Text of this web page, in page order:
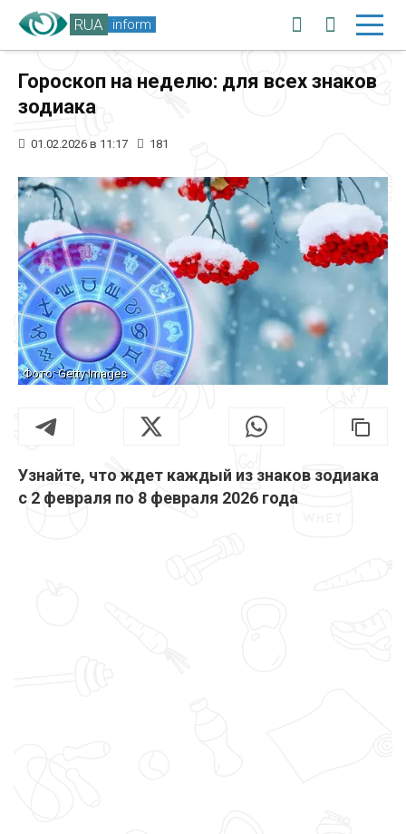
RUA inform
Гороскоп на неделю: для всех знаков
зодиака
01.02.2026 в 11:17 181
Фото: Getty Images
Узнайте, что ждет каждый из знаков зодиака
с 2 февраля по 8 февраля 2026 года